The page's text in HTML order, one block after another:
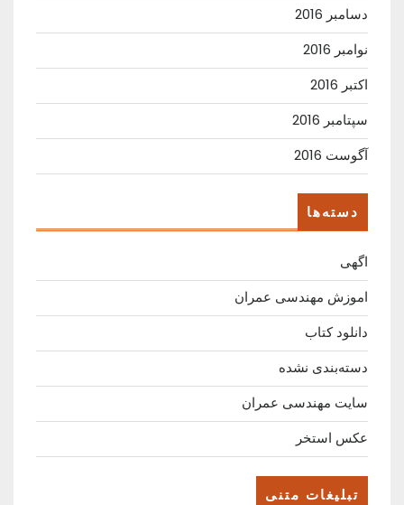
دسامبر 2016
نوامبر 2016
اکتبر 2016
سپتامبر 2016
آگوست 2016
دسته‌ها
اگهی
اموزش مهندسی عمران
دانلود کتاب
دسته‌بندی نشده
سایت مهندسی عمران
عکس استخر
تبلیغات متنی